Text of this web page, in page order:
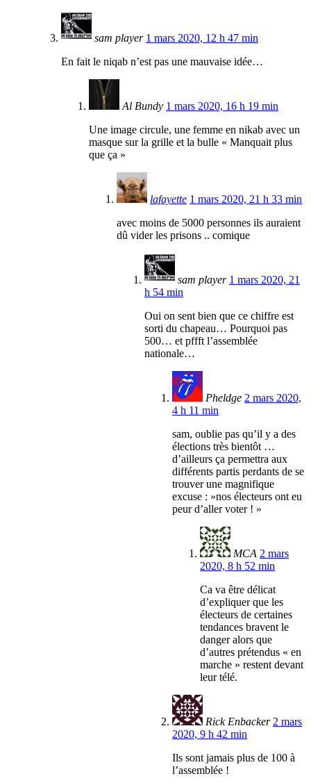
sam player 1 mars 2020, 12 h 47 min
En fait le niqab n’est pas une mauvaise idée…
Al Bundy 1 mars 2020, 16 h 19 min
Une image circule, une femme en nikab avec un
masque sur la grille et la bulle « Manquait plus
que ça »
lafayette 1 mars 2020, 21 h 33 min
avec moins de 5000 personnes ils auraient
dû vider les prisons .. comique
sam player 1 mars 2020, 21
h 54 min
Oui on sent bien que ce chiffre est
sorti du chapeau… Pourquoi pas
500… et pffft l’assemblée
nationale…
Pheldge 2 mars 2020,
4 h 11 min
sam, oublie pas qu’il y a des
élections très bientôt …
d’ailleurs ça permettra aux
différents partis perdants de se
trouver une magnifique
excuse : »nos électeurs ont eu
peur d’aller voter ! »
MCA 2 mars
2020, 8 h 52 min
Ca va être délicat
d’expliquer que les
électeurs de certaines
tendances bravent le
danger alors que
d’autres prétendus « en
marche » restent devant
leur télé.
Rick Enbacker 2 mars
2020, 9 h 42 min
Ils sont jamais plus de 100 à
l’assemblée !